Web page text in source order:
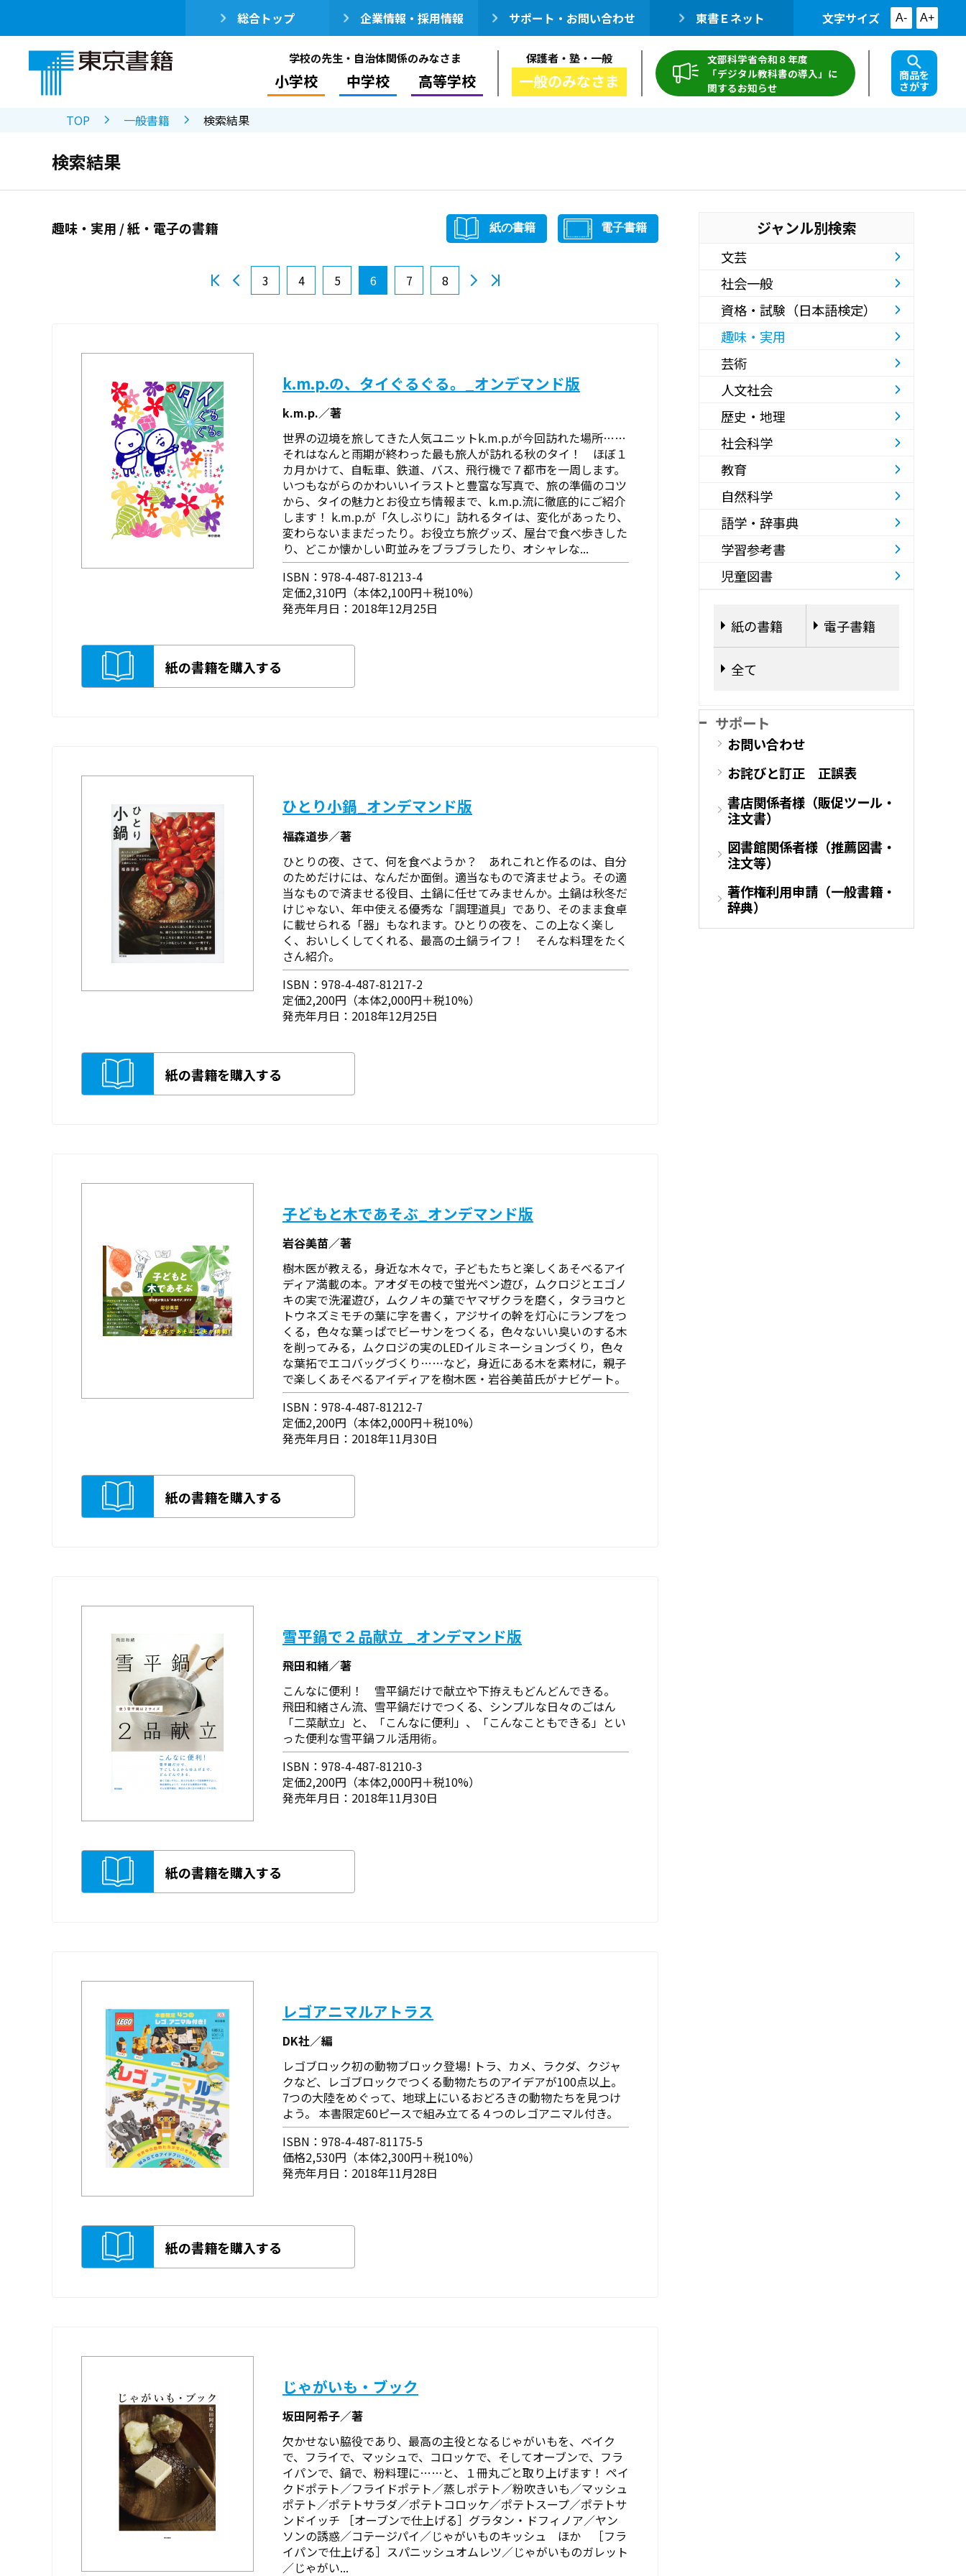
総合トップ 企業情報・採用情報 サポート・お問い合わせ 東書Ｅネット 文字サイズ A- A+
学校の先生・自治体関係のみなさま
小学校 中学校 高等学校
保護者・塾・一般
一般のみなさま
文部科学省令和８年度
「デジタル教科書の導入」に
関するお知らせ
商品を
さがす
TOP 一般書籍 検索結果
検索結果
趣味・実用 / 紙・電子の書籍 紙の書籍 電子書籍
3 4 5 6 7 8
k.m.p.の、タイぐるぐる。_オンデマンド版
k.m.p.／著
世界の辺境を旅してきた人気ユニットk.m.p.が今回訪れた場所……
それはなんと雨期が終わった最も旅人が訪れる秋のタイ！ ほぼ１
カ月かけて、自転車、鉄道、バス、飛行機で７都市を一周します。
いつもながらのかわいいイラストと豊富な写真で、旅の準備のコツ
から、タイの魅力とお役立ち情報まで、k.m.p.流に徹底的にご紹介
します！ k.m.p.が「久しぶりに」訪れるタイは、変化があったり、
変わらないままだったり。お役立ち旅グッズ、屋台で食べ歩きした
り、どこか懐かしい町並みをブラブラしたり、オシャレな...
ISBN：978-4-487-81213-4
定価2,310円（本体2,100円＋税10%）
発売年月日：2018年12月25日
紙の書籍を購入する
ひとり小鍋_オンデマンド版
福森道歩／著
ひとりの夜、さて、何を食べようか？ あれこれと作るのは、自分
のためだけには、なんだか面倒。適当なもので済ませよう。その適
当なもので済ませる役目、土鍋に任せてみませんか。土鍋は秋冬だ
けじゃない、年中使える優秀な「調理道具」であり、そのまま食卓
に載せられる「器」もなれます。ひとりの夜を、この上なく楽し
く、おいしくしてくれる、最高の土鍋ライフ！ そんな料理をたく
さん紹介。
ISBN：978-4-487-81217-2
定価2,200円（本体2,000円＋税10%）
発売年月日：2018年12月25日
紙の書籍を購入する
子どもと木であそぶ_オンデマンド版
岩谷美苗／著
樹木医が教える，身近な木々で，子どもたちと楽しくあそべるアイ
ディア満載の本。アオダモの枝で蛍光ペン遊び，ムクロジとエゴノ
キの実で洗濯遊び，ムクノキの葉でヤマザクラを磨く，タラヨウと
トウネズミモチの葉に字を書く，アジサイの幹を灯心にランプをつ
くる，色々な葉っぱでビーサンをつくる，色々ないい臭いのする木
を削ってみる，ムクロジの実のLEDイルミネーションづくり，色々
な葉拓でエコバッグづくり……など，身近にある木を素材に，親子
で楽しくあそべるアイディアを樹木医・岩谷美苗氏がナビゲート。
ISBN：978-4-487-81212-7
定価2,200円（本体2,000円＋税10%）
発売年月日：2018年11月30日
紙の書籍を購入する
雪平鍋で２品献立 _オンデマンド版
飛田和緒／著
こんなに便利！ 雪平鍋だけで献立や下拵えもどんどんできる。
飛田和緒さん流、雪平鍋だけでつくる、シンプルな日々のごはん
「二菜献立」と、「こんなに便利」、「こんなこともできる」とい
った便利な雪平鍋フル活用術。
ISBN：978-4-487-81210-3
定価2,200円（本体2,000円＋税10%）
発売年月日：2018年11月30日
紙の書籍を購入する
レゴアニマルアトラス
DK社／編
レゴブロック初の動物ブロック登場! トラ、カメ、ラクダ、クジャ
クなど、レゴブロックでつくる動物たちのアイデアが100点以上。
7つの大陸をめぐって、地球上にいるおどろきの動物たちを見つけ
よう。 本書限定60ピースで組み立てる４つのレゴアニマル付き。
ISBN：978-4-487-81175-5
価格2,530円（本体2,300円＋税10%）
発売年月日：2018年11月28日
紙の書籍を購入する
じゃがいも・ブック
坂田阿希子／著
欠かせない脇役であり、最高の主役となるじゃがいもを、ベイク
で、フライで、マッシュで、コロッケで、そしてオーブンで、フラ
イパンで、鍋で、粉料理に……と、１冊丸ごと取り上げます！ ペイ
クドポテト／フライドポテト／蒸しポテト／粉吹きいも／マッシュ
ポテト／ポテトサラダ／ポテトコロッケ／ポテトスープ／ポテトサ
ンドイッチ ［オーブンで仕上げる］グラタン・ドフィノア／ヤン
ソンの誘惑／コテージパイ／じゃがいものキッシュ ほか ［フラ
イパンで仕上げる］スパニッシュオムレツ／じゃがいものガレット
／じゃがい...
ジャンル別検索
文芸
社会一般
資格・試験（日本語検定）
趣味・実用
芸術
人文社会
歴史・地理
社会科学
教育
自然科学
語学・辞事典
学習参考書
児童図書
紙の書籍 電子書籍
全て
サポート
お問い合わせ
お詫びと訂正 正誤表
書店関係者様（販促ツール・
注文書）
図書館関係者様（推薦図書・
注文等）
著作権利用申請（一般書籍・
辞典）